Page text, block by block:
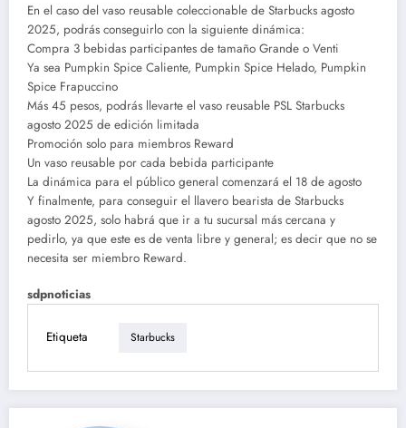
En el caso del vaso reusable coleccionable de Starbucks agosto
2025, podrás conseguirlo con la siguiente dinámica:
Compra 3 bebidas participantes de tamaño Grande o Venti
Ya sea Pumpkin Spice Caliente, Pumpkin Spice Helado, Pumpkin
Spice Frapuccino
Más 45 pesos, podrás llevarte el vaso reusable PSL Starbucks
agosto 2025 de edición limitada
Promoción solo para miembros Reward
Un vaso reusable por cada bebida participante
La dinámica para el público general comenzará el 18 de agosto
Y finalmente, para conseguir el llavero bearista de Starbucks
agosto 2025, solo habrá que ir a tu sucursal más cercana y
pedirlo, ya que este es de venta libre y general; es decir que no se
necesita ser miembro Reward.
sdpnoticias
Etiqueta Starbucks